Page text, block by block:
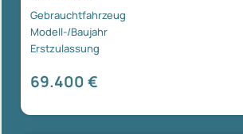
Gebrauchtfahrzeug
Modell-/Baujahr
Erstzulassung
69.400 €